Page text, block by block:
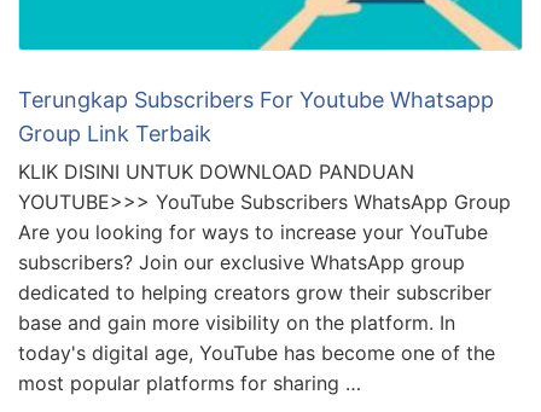
Terungkap Subscribers For Youtube Whatsapp
Group Link Terbaik
KLIK DISINI UNTUK DOWNLOAD PANDUAN
YOUTUBE>>> YouTube Subscribers WhatsApp Group
Are you looking for ways to increase your YouTube
subscribers? Join our exclusive WhatsApp group
dedicated to helping creators grow their subscriber
base and gain more visibility on the platform. In
today's digital age, YouTube has become one of the
most popular platforms for sharing …